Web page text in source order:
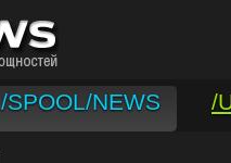
/SPOOL/NEWS
/